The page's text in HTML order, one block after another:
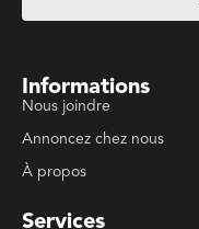
Suivez La Liberté
Code de conduite